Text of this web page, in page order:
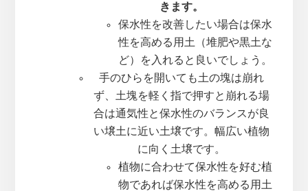
きます。
保水性を改善したい場合は保水
性を高める用土（堆肥や黒土な
ど）を入れると良いでしょう。
手のひらを開いても土の塊は崩れ
ず、土塊を軽く指で押すと崩れる場
合は通気性と保水性のバランスが良
い壌土に近い土壌です。幅広い植物
に向く土壌です。
植物に合わせて保水性を好む植
物であれば保水性を高める用土